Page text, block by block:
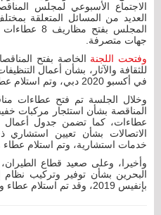
الاجتماع الأسبوعي لمجلس
العديد من المسائل المتعلقة
جهات متصرفة.
وفتحت اللجنة الخاصة بفتح
للثقافة والآثار، بشأن أعمال
في أكسبو 2020 دبي، وتم استلام عطاءين لهذه المناقصة.
وخلال الجلسة تم فتح عطاءات
عطاءات، كما تضمن جدول أعمال
الاتصالات بشأن تعيين استشاري
خدمات استشارية، وتم استلام عطاء
وأخيرا، وعلى صعيد قطاع
البحرين بشأن توفير وتركيب نظام
بإنفيس 2019، وقد تم استلام عطاء واحد لهذه المناقصة.